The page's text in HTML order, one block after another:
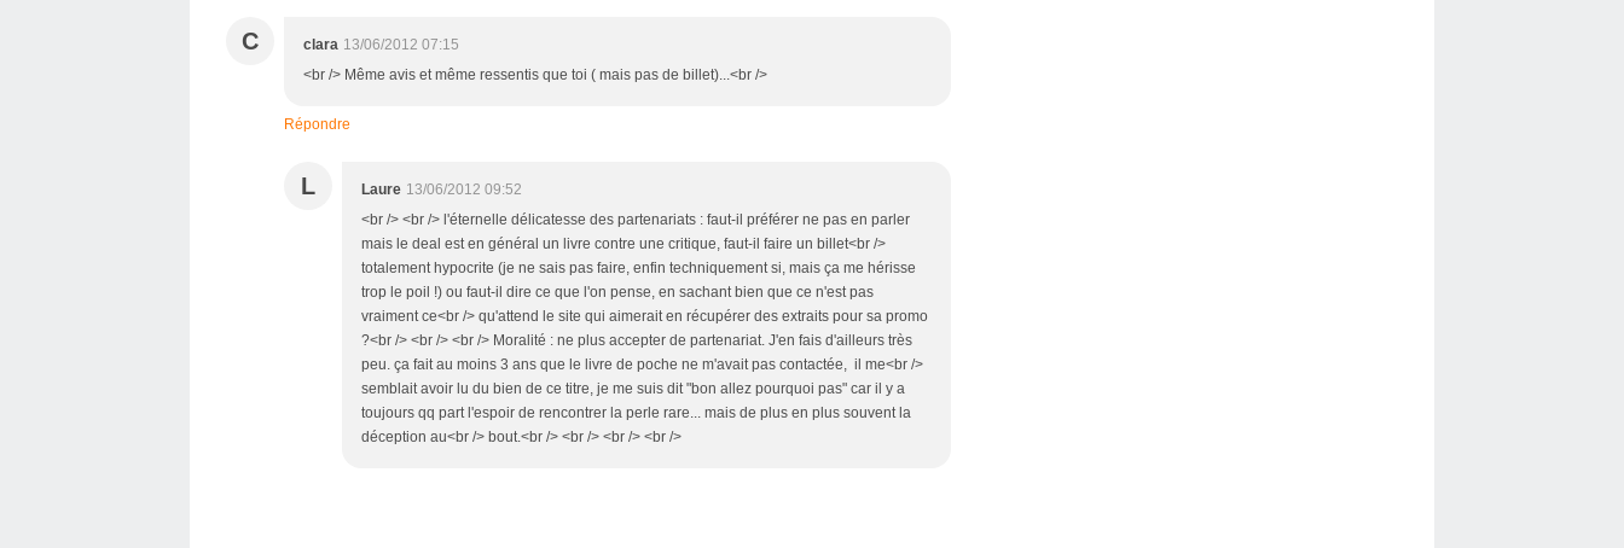
C clara 13/06/2012 07:15
<br /> Même avis et même ressentis que toi ( mais pas de billet)...<br />
Répondre
L Laure 13/06/2012 09:52
<br /> <br /> l'éternelle délicatesse des partenariats : faut-il préférer ne pas en parler
mais le deal est en général un livre contre une critique, faut-il faire un billet<br />
totalement hypocrite (je ne sais pas faire, enfin techniquement si, mais ça me hérisse
trop le poil !) ou faut-il dire ce que l'on pense, en sachant bien que ce n'est pas
vraiment ce<br /> qu'attend le site qui aimerait en récupérer des extraits pour sa promo
?<br /> <br /> <br /> Moralité : ne plus accepter de partenariat. J'en fais d'ailleurs très
peu. ça fait au moins 3 ans que le livre de poche ne m'avait pas contactée, il me<br />
semblait avoir lu du bien de ce titre, je me suis dit "bon allez pourquoi pas" car il y a
toujours qq part l'espoir de rencontrer la perle rare... mais de plus en plus souvent la
déception au<br /> bout.<br /> <br /> <br /> <br />